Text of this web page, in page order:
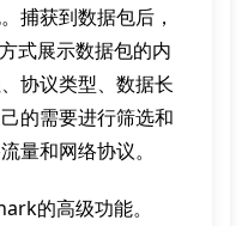
捕获到数据包后，
式展示数据包的内
协议类型、数据长
的需要进行筛选和
量和网络协议。
的高级功能。